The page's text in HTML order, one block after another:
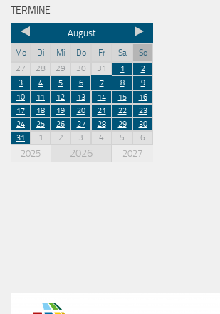
TERMINE
August
Mo Di Mi Do Fr Sa
So
27
28 29 30 31 1
2
3
4 5 6 7 8
9
10
11 12 13 14 15
16
17
18 19 20 21 22
23
24
25 26 27 28 29
30
31
1 2 3 4 5 6
2025 2026 2027